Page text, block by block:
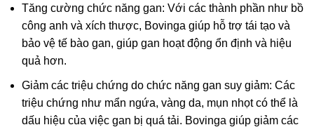
Tăng cường chức năng gan: Với các thành phần như bồ
công anh và xích thược, Bovinga giúp hỗ trợ tái tạo và
bảo vệ tế bào gan, giúp gan hoạt động ổn định và hiệu
quả hơn.
Giảm các triệu chứng do chức năng gan suy giảm: Các
triệu chứng như mẩn ngứa, vàng da, mụn nhọt có thể là
dấu hiệu của việc gan bị quá tải. Bovinga giúp giảm các